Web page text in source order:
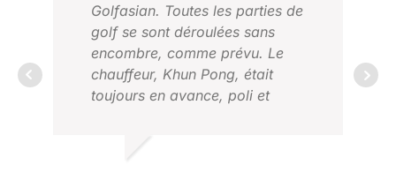
Golfasian. Toutes les parties de
golf se sont déroulées sans
encombre, comme prévu. Le
chauffeur, Khun Pong, était
toujours en avance, poli et
recommandons vivement !